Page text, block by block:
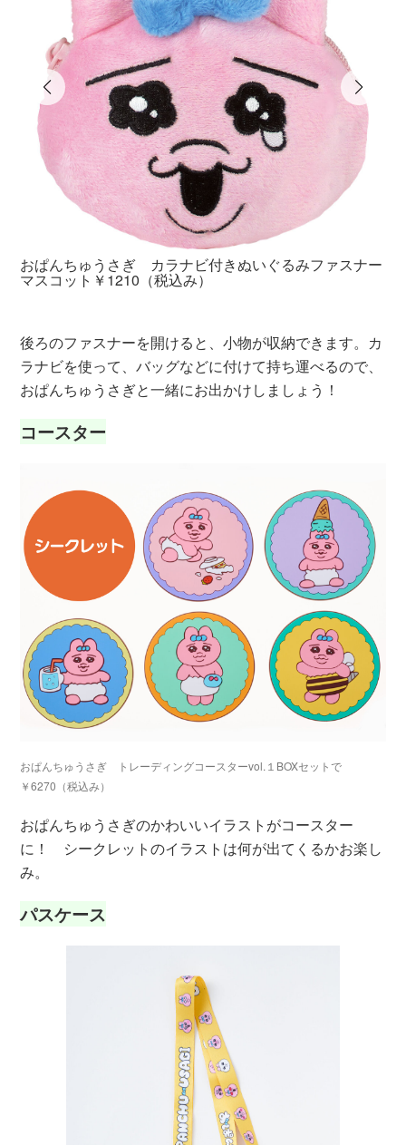
おぱんちゅうさぎ カラナビ付きぬいぐるみファスナー
マスコット￥1210（税込み）
後ろのファスナーを開けると、小物が収納できます。カ
ラナビを使って、バッグなどに付けて持ち運べるので、
おぱんちゅうさぎと一緒にお出かけしましょう！
コースター
おぱんちゅうさぎ トレーディングコースターvol.１BOXセットで
￥6270（税込み）
おぱんちゅうさぎのかわいいイラストがコースター
に！ シークレットのイラストは何が出てくるかお楽し
み。
パスケース